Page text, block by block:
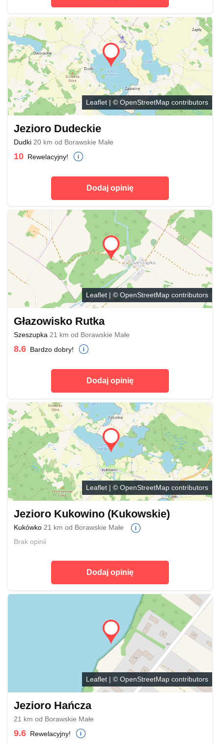
Leaflet | © OpenStreetMap contributors
Jezioro Dudeckie
Dudki 20 km od Borawskie Małe
10 Rewelacyjny!
Dodaj opinię
Leaflet | © OpenStreetMap contributors
Głazowisko Rutka
Szeszupka 21 km od Borawskie Małe
8.6 Bardzo dobry!
Dodaj opinię
Leaflet | © OpenStreetMap contributors
Jezioro Kukowino (Kukowskie)
Kukówko 21 km od Borawskie Małe
Brak opinii
Dodaj opinię
Leaflet | © OpenStreetMapcontributors
Jezioro Hańcza
21 km od Borawskie Małe
9.6 Rewelacyjny!